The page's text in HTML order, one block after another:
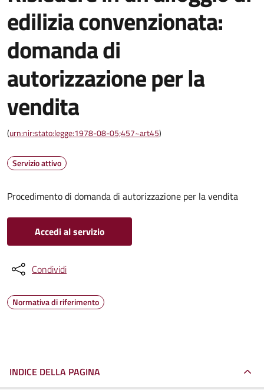
edilizia convenzionata:
domanda di
autorizzazione per la
vendita
(urn:nir:stato:legge:1978-08-05;457~art45)
Servizio attivo
Procedimento di domanda di autorizzazione per la vendita
Accedi al servizio
Condividi
Normativa di riferimento
INDICE DELLA PAGINA